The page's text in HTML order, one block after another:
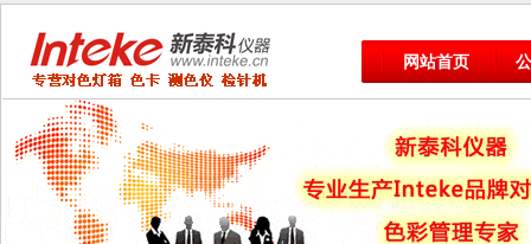
网站首页
pH Testr2测试笔